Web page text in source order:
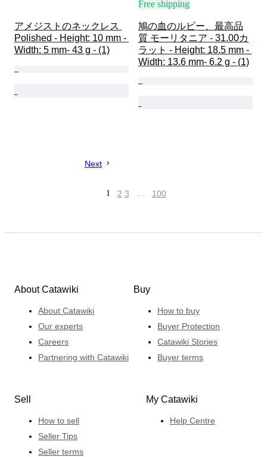
アメジストのネックレス
Polished - Height: 10 mm -
Width: 5 mm- 43 g - (1)
Free shipping
鳩の血のルビー、最高品
質 モーリタニア - 31.00カ
ラット - Height: 18.5 mm -
Width: 13.6 mm- 6.2 g - (1)
Next
1 2 3 … 100
About Catawiki
About Catawiki
Our experts
Careers
Partnering with Catawiki
Buy
How to buy
Buyer Protection
Catawiki Stories
Buyer terms
Sell
How to sell
Seller Tips
Seller terms
My Catawiki
Help Centre